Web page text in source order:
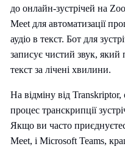
до онлайн-зустрічей на
Meet для автоматизації
аудіо в текст. Бот для
записує чистий звук,
текст за лічені хвилини.
На відміну від
процес транскрипції
Якщо ви часто
Meet, і Microsoft Teams,